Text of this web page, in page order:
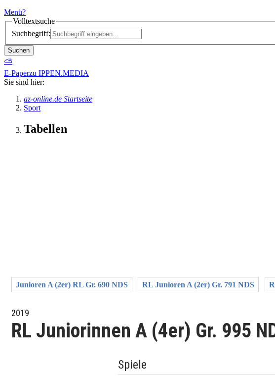
Menü?
Volltextsuche
Suchbegriff:
Suchen
⛅
E-Paperzu IPPEN.MEDIA
Sie sind hier:
az-online.de Startseite
Sport
Tabellen
Junioren A (2er) RL Gr. 690 NDS RL Junioren A (2er) Gr. 791 NDS
2019
RL Juniorinnen A (4er) Gr. 995
Spiele